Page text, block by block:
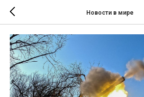
Новости в мире